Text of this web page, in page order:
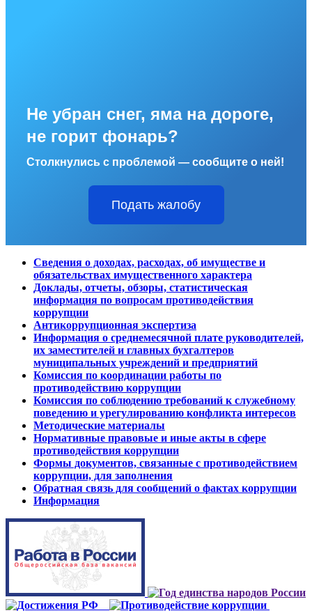
Не убран снег, яма на дороге,
не горит фонарь?
Столкнулись с проблемой — сообщите о ней!
Подать жалобу
Сведения о доходах, расходах, об имуществе и
обязательствах имущественного характера
Доклады, отчеты, обзоры, статистическая
информация по вопросам противодействия
коррупции
Антикоррупционная экспертиза
Информация о среднемесячной плате руководителей,
их заместителей и главных бухгалтеров
муниципальных учреждений и предприятий
Комиссия по координации работы по
противодействию коррупции
Комиссия по соблюдению требований к служебному
поведению и урегулированию конфликта интересов
Методические материалы
Нормативные правовые и иные акты в сфере
противодействия коррупции
Формы документов, связанные с противодействием
коррупции, для заполнения
Обратная связь для сообщений о фактах коррупции
Информация